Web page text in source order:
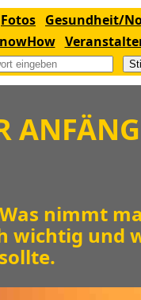
Fotos Gesundheit/
nimmt
wichtig und